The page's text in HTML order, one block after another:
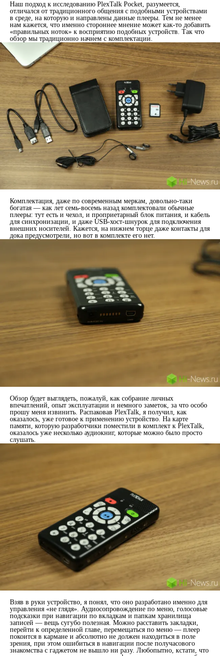
Наш подход к исследованию PlexTalk Pocket, разумеется,
отличался от традиционного общения с подобными устройствами
в среде, на которую и направлены данные плееры. Тем не менее
нам кажется, что именно стороннее мнение может как-то добавить
«правильных ноток» к восприятию подобных устройств. Так что
обзор мы традиционно начнем с комплектации.
Комплектация, даже по современным меркам, довольно-таки
богатая — как лет семь-восемь назад комплектовали обычные
плееры: тут есть и чехол, и проприетарный блок питания, и кабель
для синхронизации, и даже USB-хост-шнурок для подключения
внешних носителей. Кажется, на нижнем торце даже контакты для
дока предусмотрели, но вот в комплекте его нет.
Обзор будет выглядеть, пожалуй, как собрание личных
впечатлений, опыт эксплуатации и немного заметок, за что особо
прошу меня извинить. Распаковав PlexTalk, я получил, как
оказалось, уже готовое к применению устройство. На карте
памяти, которую разработчики поместили в комплект к PlexTalk,
оказалось уже несколько аудиокниг, которые можно было просто
слушать.
Взяв в руки устройство, я понял, что оно разработано именно для
управления «не глядя». Аудиосопровождение по меню, голосовые
подсказки при навигации по вкладкам и папкам хранилища
записей — вещь сугубо полезная. Можно расставить закладки,
перейти к определенной главе, перемещаться по меню — плеер
покоится в кармане и абсолютно не должен находиться в поле
зрения, при этом ошибиться в навигации после получасового
знакомства с гаджетом не вышло ни разу. Любопытно, кстати, что